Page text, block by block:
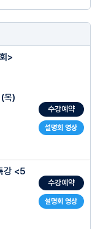
/재시험 1대1 클리닉
단계별로 정리된 주간워크
/재시험 1대1 클리닉
양한 추가자료와 심화자료
전 내신수업
간을 효율적으로 단축
지 단계별로 정리된 주간워크
/재시험 1대1 클리닉
강력 추천 강의
수업
전 내신수업
시간을 효율적으로 단축
지 단계별로 정리된 주간워크
/재시험 1대1 클리닉
설명회 영상
>
목)
수강예약
설명회 영상
강 <5
수강예약